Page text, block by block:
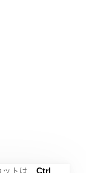
トは、 Ctrl